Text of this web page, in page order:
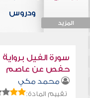
المزيد
ودروس
سورة الفيل برواية
حفص عن عاصم
محمد مكي
تقييم المادة: